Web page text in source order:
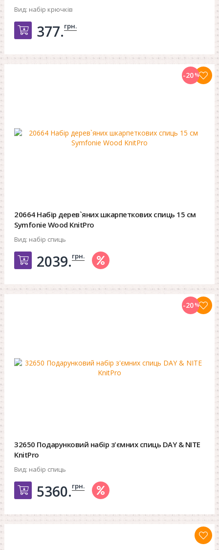
Вид: набір крючків
Добавить в корзину
377.грн.
20664 Набір дерев`яних шкарпеткових спиць 15 см
Symfonie Wood KnitPro
Вид: набір спиць
Добавить в корзину
2039.грн.
-20%
32650 Подарунковий набір з'ємних спиць DAY & NITE
KnitPro
Вид: набір спиць
Добавить в корзину
5360.грн.
-20%